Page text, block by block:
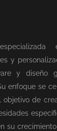
y
y diseño
enfoque se
de
su